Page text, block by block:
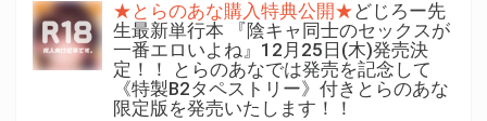
★とらのあな購入特典公開★どじろー先
生最新単行本 『陰キャ同士のセックスが
一番エロいよね』12月25日(木)発売決
定！！ とらのあなでは発売を記念して
《特製B2タペストリー》付きとらのあな
限定版を発売いたします！！